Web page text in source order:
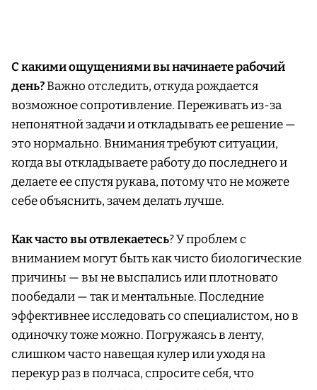
С какими ощущениями вы начинаете рабочий
день?Важно отследить, откуда рождается
возможное сопротивление. Переживать из-за
непонятной задачи и откладывать ее решение —
это нормально. Внимания требуют ситуации,
когда вы откладываете работу до последнего и
делаете ее спустя рукава, потому что не можете
себе объяснить, зачем делать лучше.
Как часто вы отвлекаетесь? У проблем с
вниманием могут быть как чисто биологические
причины — вы не выспались или плотновато
пообедали — так и ментальные. Последние
эффективнее исследовать со специалистом, но в
одиночку тоже можно. Погружаясь в ленту,
слишком часто навещая кулер или уходя на
перекур раз в полчаса, спросите себя, что